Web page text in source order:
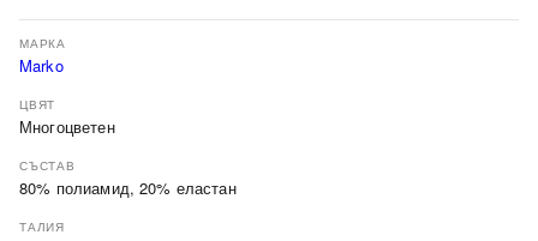
МАРКА
Marko
ЦВЯТ
Многоцветен
СЪСТАВ
80% полиамид, 20% еластан
ТАЛИЯ